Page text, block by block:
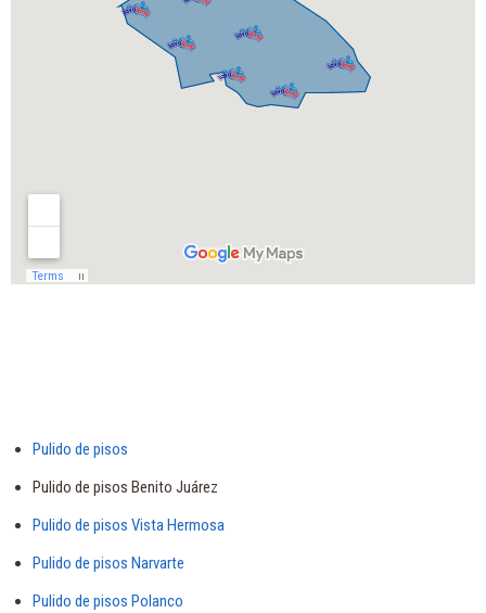
Pulido de pisos
Pulido de pisos Benito Juárez
Pulido de pisos Vista Hermosa
Pulido de pisos Narvarte
Pulido de pisos Polanco